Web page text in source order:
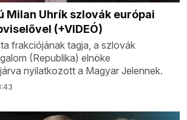
Milan Uhrík szlovák európai
(+VIDEÓ)
frakciójának tagja, a szlovák
(Republika) elnöke
nyilatkozott a Magyar Jelennek.